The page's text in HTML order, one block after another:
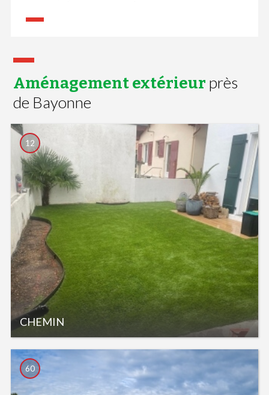
Aménagement extérieur près
de Bayonne
CHEMIN
12
60